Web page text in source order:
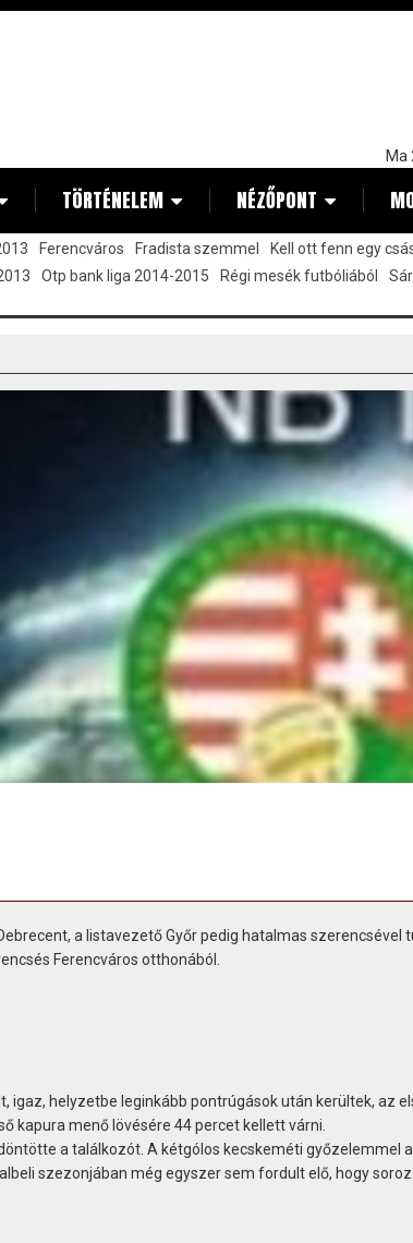
Ma
TÖRTÉNELEM NÉZŐPONT
Ferencváros Fradista szemmel
Kell ott fenn egy
Otp bank liga 2014-2015 Régi mesék futbóliából
a listavezető Győr pedig hatalmas szerencsével
Ferencváros otthonából.
igaz, helyzetbe leginkább pontrúgások után kerültek, az
kapura menő lövésére 44 percet kellett várni.
a találkozót. A kétgólos kecskeméti győzelemmel
szezonjában még egyszer sem fordult elő, hogy